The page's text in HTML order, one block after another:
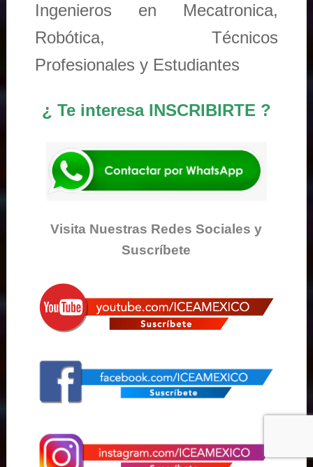
Ingenieros en Mecatronica,
Robótica, Técnicos
Profesionales y Estudiantes
¿ Te interesa INSCRIBIRTE ?
Visita Nuestras Redes Sociales y
Suscríbete